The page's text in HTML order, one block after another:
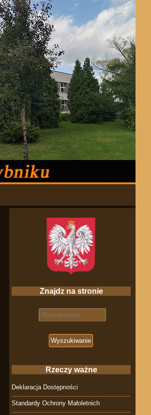
Znajdz na stronie
Search for:
Rzeczy ważne
Deklaracja Dostępności
Standardy Ochrony Małoletnich